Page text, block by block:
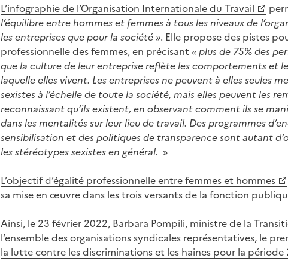
L’infographie de l’Organisation Internationale du Travail
l’équilibre entre hommes et femmes à tous les niveaux de
les entreprises que pour la société ». Elle propose des pistes
professionnelle des femmes, en précisant « plus de 75% des
que la culture de leur entreprise reflète les comportements et
laquelle elles vivent. Les entreprises ne peuvent à elles seules
sexistes à l’échelle de toute la société, mais elles peuvent les
reconnaissant qu’ils existent, en observant comment ils se
dans les mentalités sur leur lieu de travail. Des programmes
sensibilisation et des politiques de transparence sont autant
les stéréotypes sexistes en général. »
L’objectif d’égalité professionnelle entre femmes et hommes
sa mise en œuvre dans les trois versants de la fonction
Ainsi, le 23 février 2022, Barbara Pompili, ministre de la
l’ensemble des organisations syndicales représentatives, le
la lutte contre les discriminations et les haines pour la période